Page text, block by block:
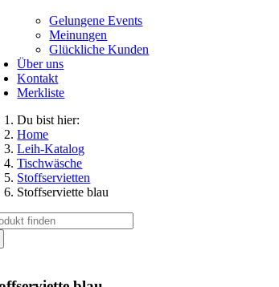
Gelungene Events
Meinungen
Glückliche Kunden
Über uns
Kontakt
Merkliste
Du bist hier:
Home
Leih-Katalog
Tischwäsche
Stoffservietten
Stoffserviette blau